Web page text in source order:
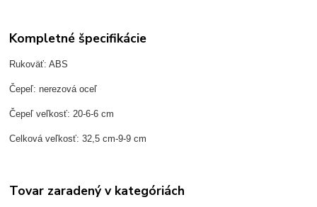
Kompletné špecifikácie
Rukoväť: ABS
Čepeľ: nerezová oceľ
Čepeľ veľkosť: 20-6-6 cm
Celková veľkosť: 32,5 cm-9-9 cm
Tovar zaradený v kategóriách